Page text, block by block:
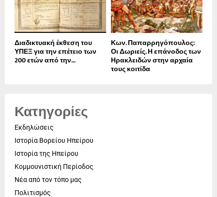
Διαδικτυακή έκθεση του
ΥΠΕΞ για την επέτειο των
200 ετών από την...
Κων. Παπαρρηγόπουλος:
Οι Δωριείς. Η επάνοδος των
Ηρακλειδών στην αρχαία
τους κοιτίδα
Κατηγορίες
Εκδηλώσεις
Ιστορία Βορείου Ηπείρου
Ιστορία της Ηπείρου
Κομμουνιστική Περίοδος
Νέα από τον τόπο μας
Πολιτισμός